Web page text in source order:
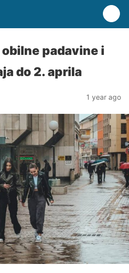
padavine i
do 2. aprila
1 year ago